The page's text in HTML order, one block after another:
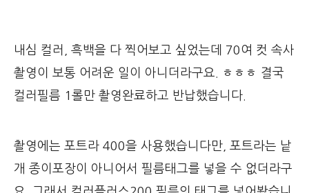
내심 컬러, 흑백을 다 찍어보고 싶었는데 70여 컷 속사
촬영이 보통 어려운 일이 아니더라구요. ㅎㅎㅎ 결국
컬러필름 1롤만 촬영완료하고 반납했습니다.
촬영에는 포트라 400을 사용했습니다만, 포트라는 낱
개 종이포장이 아니어서 필름태그를 넣을 수 없더라구